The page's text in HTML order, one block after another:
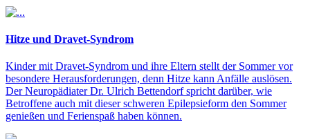
Hitze und Dravet-Syndrom
Kinder mit Dravet-Syndrom und ihre Eltern stellt der Sommer vor
besondere Herausforderungen, denn Hitze kann Anfälle auslösen.
Der Neuropädiater Dr. Ulrich Bettendorf spricht darüber, wie
Betroffene auch mit dieser schweren Epilepsieform den Sommer
genießen und Ferienspaß haben können.